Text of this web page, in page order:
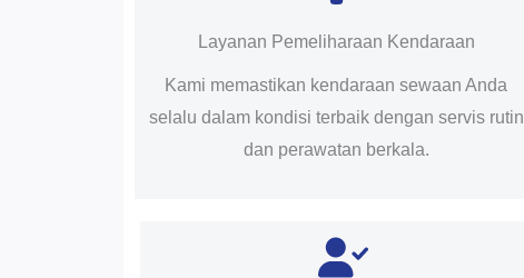
Layanan Pemeliharaan Kendaraan
Kami memastikan kendaraan sewaan Anda
selalu dalam kondisi terbaik dengan servis rutin
dan perawatan berkala.